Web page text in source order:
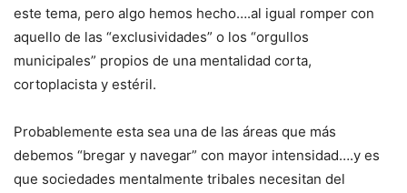
este tema, pero algo hemos hecho….al igual romper con
aquello de las “exclusividades” o los “orgullos
municipales” propios de una mentalidad corta,
cortoplacista y estéril.
Probablemente esta sea una de las áreas que más
debemos “bregar y navegar” con mayor intensidad….y es
que sociedades mentalmente tribales necesitan del